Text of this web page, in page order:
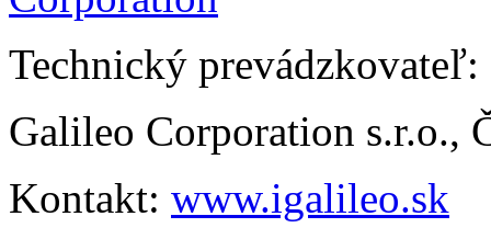
Technický prevádzkovateľ:
Galileo Corporation s.r.o.,
Kontakt: www.igalileo.sk